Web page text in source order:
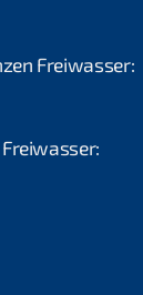
Freiwasser: